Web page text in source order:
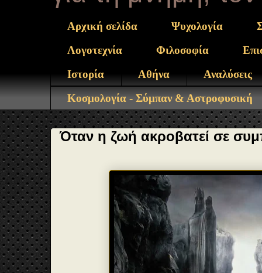
Αρχική σελίδα Ψυχολογία
Λογοτεχνία
Φιλοσοφία
Ιστορία
Αθήνα
Αναλύσεις
Κοσμολογία - Σύμπαν & Αστροφυσική
Όταν η ζωή ακροβατεί σε